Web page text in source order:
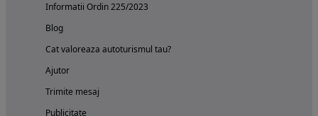
Informatii Ordin 225/2023
Blog
Cat valoreaza autoturismul tau?
Ajutor
Trimite mesaj
Publicitate